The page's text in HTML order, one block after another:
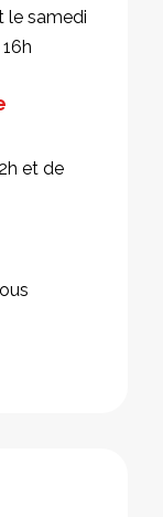
le samedi
et de